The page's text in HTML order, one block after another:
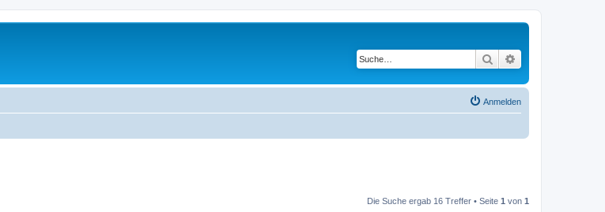
Suche
Anmelden
Die Suche ergab 16 Treffer • Seite 1 von 1